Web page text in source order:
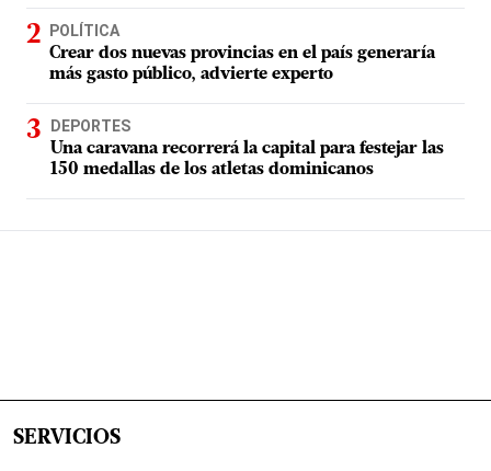
POLÍTICA
Crear dos nuevas provincias en el país generaría
más gasto público, advierte experto
DEPORTES
Una caravana recorrerá la capital para festejar las
150 medallas de los atletas dominicanos
SERVICIOS